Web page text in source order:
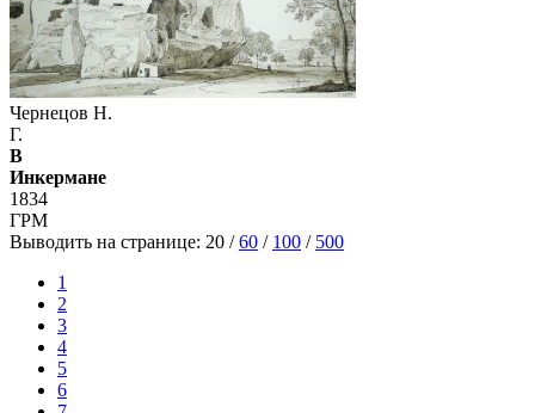
Чернецов Н.
Г.
В
Инкермане
1834
ГРМ
Выводить на странице: 20 /60 / 100 / 500
1
2
3
4
5
6